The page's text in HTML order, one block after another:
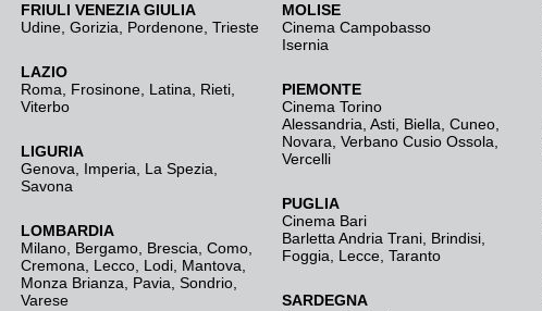
FRIULI VENEZIA GIULIA
Udine Gorizia Pordenone Trieste
LAZIO
Roma
Frosinone Latina Rieti
Viterbo
LIGURIA
Genova
Imperia La Spezia
Savona
LOMBARDIA
Milano Bergamo Brescia, Como
Cremona
Lecco Lodi Mantova
Monza Brianza
Pavia Sondrio
Varese
MOLISE
Cinema Campobasso
Isernia
PIEMONTE
Cinema Torino
Alessandria Asti Biella Cuneo
Novara Verbano Cusio Ossola
Vercelli
PUGLIA
Cinema Bari
Barletta Andria Trani Brindisi
Foggia
Lecce Taranto
SARDEGNA